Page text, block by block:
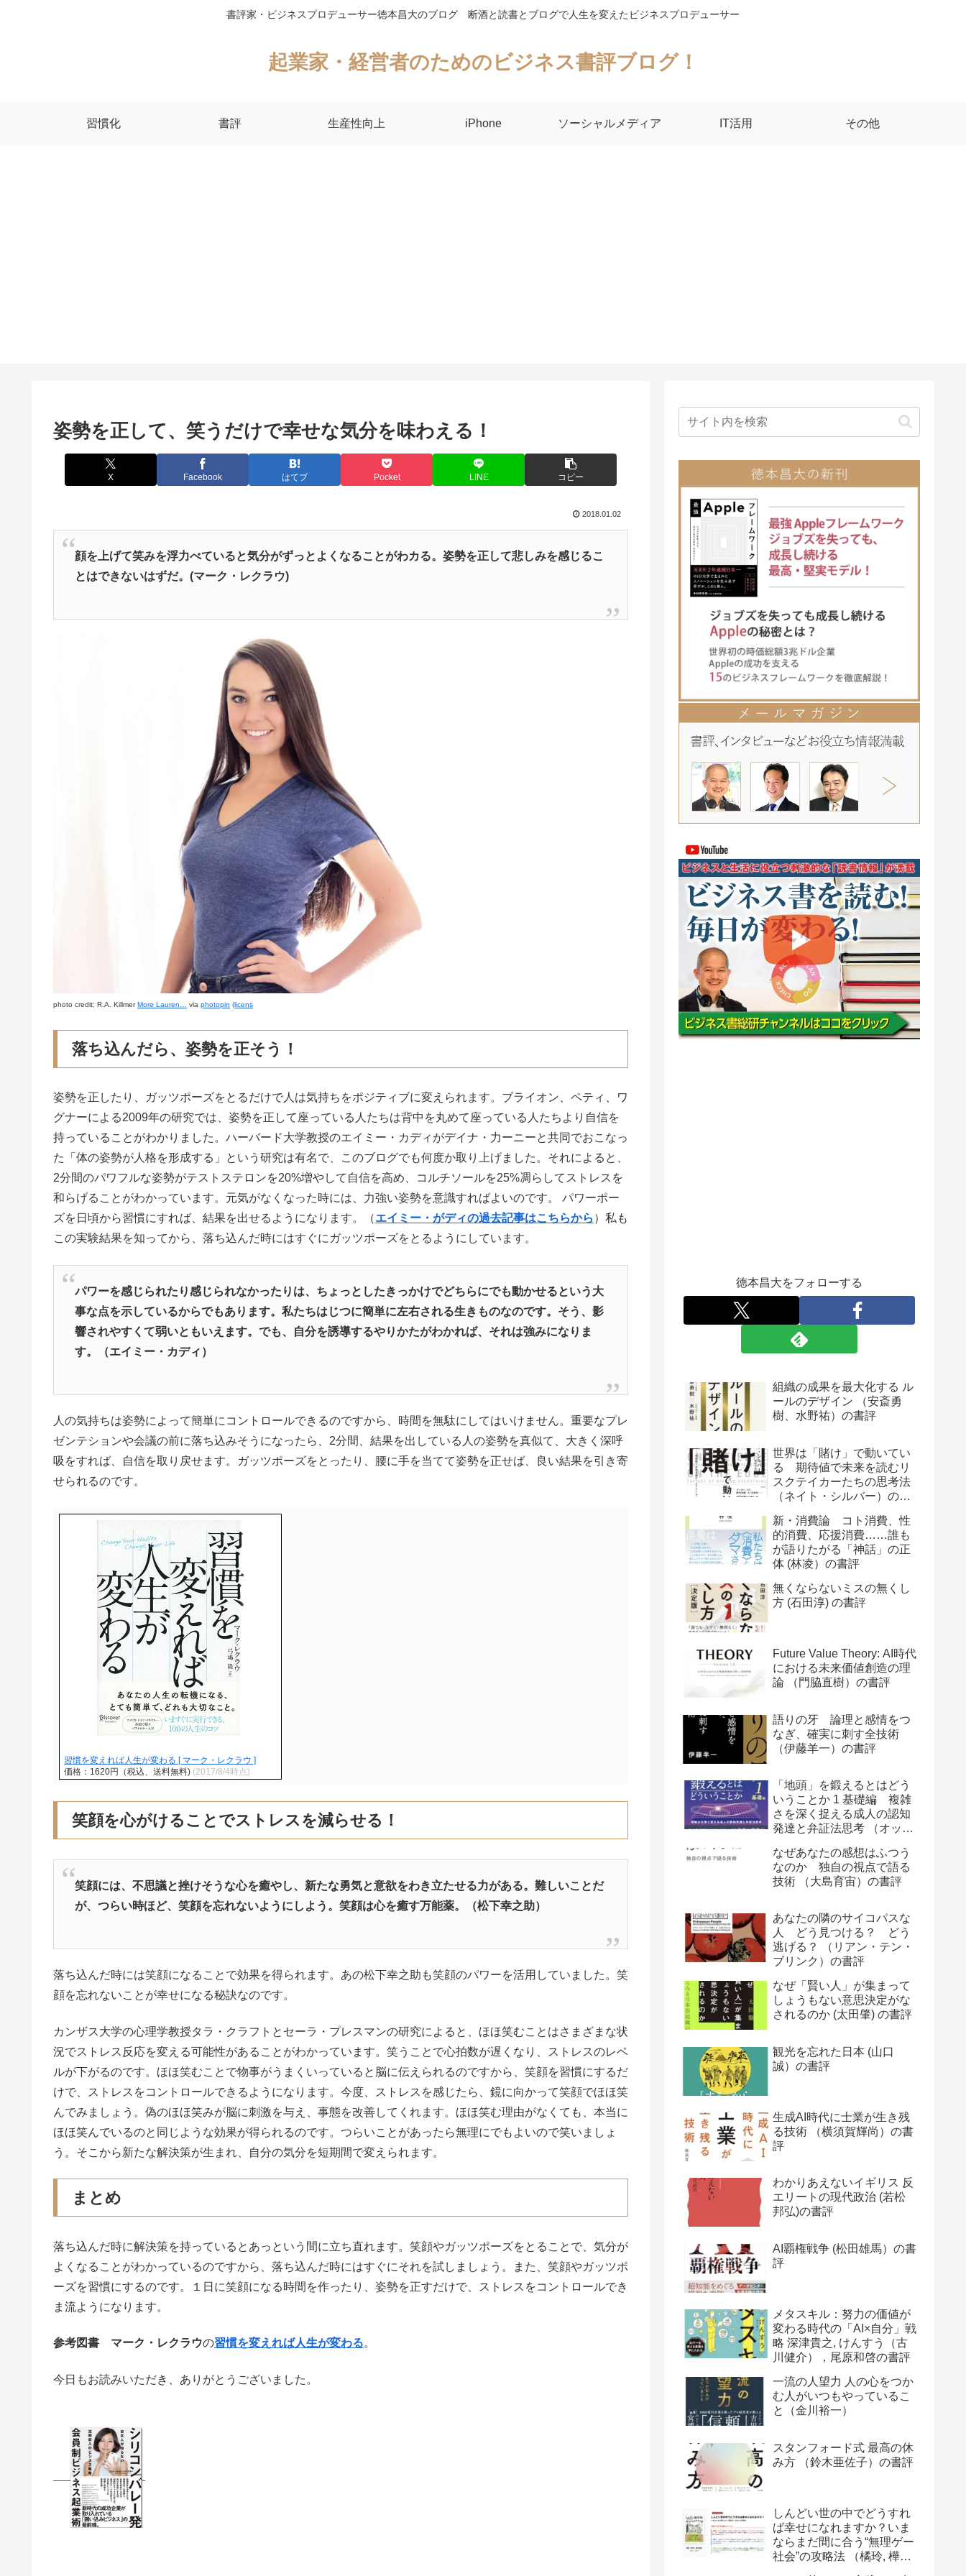
書評家・ビジネスプロデューサー徳本昌大のブログ 断酒と読書とブログで人生を変えたビジネスプロデューサー
起業家・経営者のためのビジネス書評ブログ！
習慣化 書評 生産性向上 iPhone ソーシャルメディア IT活用 その他
姿勢を正して、笑うだけで幸せな気分を味わえる！
X Facebook はてブ Pocket LINE コピー
2018.01.02
顔を上げて笑みを浮力べていると気分がずっとよくなることがわカる。姿勢を正して悲しみを感じるこ
とはできないはずだ。(マーク・レクラウ)
photo credit: R.A. KillmerMore Lauren… via photopin (licens
落ち込んだら、姿勢を正そう！
姿勢を正したり、ガッツポーズをとるだけで人は気持ちをポジティブに変えられます。ブライオン、ペティ、ワ
グナーによる2009年の研究では、姿勢を正して座っている人たちは背中を丸めて座っている人たちより自信を
持っていることがわかりました。ハーバード大学教授のエイミー・カディがデイナ・力ーニーと共同でおこなっ
た「体の姿勢が人格を形成する」という研究は有名で、このブログでも何度か取り上げました。それによると、
2分間のパワフルな姿勢がテストステロンを20%増やして自信を高め、コルチソールを25%凋らしてストレスを
和らげることがわかっています。元気がなくなった時には、力強い姿勢を意識すればよいのです。 パワーポー
ズを日頃から習慣にすれば、結果を出せるようになります。（エイミー・がディの過去記事はこちらから ）私も
この実験結果を知ってから、落ち込んだ時にはすぐにガッツポーズをとるようにしています。
パワーを感じられたり感じられなかったりは、ちょっとしたきっかけでどちらにでも動かせるという大
事な点を示しているからでもあります。私たちはじつに簡単に左右される生きものなのです。そう、影
響されやすくて弱いともいえます。でも、自分を誘導するやりかたがわかれば、それは強みになりま
す。（エイミー・カディ）
人の気持ちは姿勢によって簡単にコントロールできるのですから、時間を無駄にしてはいけません。重要なプレ
ゼンテションや会議の前に落ち込みそうになったら、2分間、結果を出している人の姿勢を真似て、大きく深呼
吸をすれば、自信を取り戻せます。ガッツポーズをとったり、腰に手を当てて姿勢を正せば、良い結果を引き寄
せられるのです。
習慣を変えれば人生が変わる [ マーク・レクラウ ]
価格：1620円（税込、送料無料) (2017/8/4時点)
笑顔を心がけることでストレスを減らせる！
笑顔には、不思議と挫けそうな心を癒やし、新たな勇気と意欲をわき立たせる力がある。難しいことだ
が、つらい時ほど、笑顔を忘れないようにしよう。笑顔は心を癒す万能薬。（松下幸之助）
落ち込んだ時には笑顔になることで効果を得られます。あの松下幸之助も笑顔のパワーを活用していました。笑
顔を忘れないことが幸せになる秘訣なのです。
カンザス大学の心理学教授タラ・クラフトとセーラ・プレスマンの研究によると、ほほ笑むことはさまざまな状
況でストレス反応を変える可能性があることがわかっています。笑うことで心拍数が遅くなり、ストレスのレベ
ルが下がるのです。ほほ笑むことで物事がうまくいっていると脳に伝えられるのですから、笑顔を習慣にするだ
けで、ストレスをコントロールできるようになります。今度、ストレスを感じたら、鏡に向かって笑顔でほほ笑
んでみましょう。偽のほほ笑みが脳に刺激を与え、事態を改善してくれます。ほほ笑む理由がなくても、本当に
ほほ笑んでいるのと同じような効果が得られるのです。つらいことがあったら無理にでもよいので笑いましょ
う。そこから新たな解決策が生まれ、自分の気分を短期間で変えられます。
まとめ
落ち込んだ時に解決策を持っているとあっという間に立ち直れます。笑顔やガッツポーズをとることで、気分が
よくなることがわかっているのですから、落ち込んだ時にはすぐにそれを試しましょう。また、笑顔やガッツポ
ーズを習慣にするのです。１日に笑顔になる時間を作ったり、姿勢を正すだけで、ストレスをコントロールでき
ま流ようになります。
参考図書 マーク・レクラウの習慣を変えれば人生が変わる。
今日もお読みいただき、ありがとうございました。
徳本昌大をフォローする
組織の成果を最大化する ル
ールのデザイン （安斎勇
樹、水野祐）の書評
世界は「賭け」で動いてい
る 期待値で未来を読むリ
スクテイカーたちの思考法
（ネイト・シルバー）の書
新・消費論 コト消費、性
的消費、応援消費……誰も
が語りたがる「神話」の正
体 (林凌）の書評
無くならないミスの無くし
方 (石田淳) の書評
Future Value Theory: AI時代
における未来価値創造の理
論 （門脇直樹）の書評
語りの牙 論理と感情をつ
なぎ、確実に刺す全技術
（伊藤羊一）の書評
「地頭」を鍛えるとはどう
いうことか 1 基礎編 複雑
さを深く捉える成人の認知
発達と弁証法思考 （オット
なぜあなたの感想はふつう
なのか 独自の視点で語る
技術 （大島育宙）の書評
あなたの隣のサイコパスな
人 どう見つける？ どう
逃げる？ （リアン・テン・
ブリンク）の書評
なぜ「賢い人」が集まって
しょうもない意思決定がな
されるのか (太田肇) の書評
観光を忘れた日本 (山口
誠）の書評
生成AI時代に士業が生き残
る技術 （横須賀輝尚）の書
評
わかりあえないイギリス 反
エリートの現代政治 (若松
邦弘)の書評
AI覇権戦争 (松田雄馬）の書
評
メタスキル：努力の価値が
変わる時代の「AI×自分」戦
略 深津貴之, けんすう（古
川健介），尾原和啓の書評
一流の人望力 人の心をつか
む人がいつもやっているこ
と（金川裕一）
スタンフォード式 最高の休
み方 （鈴木亜佐子）の書評
しんどい世の中でどうすれ
ば幸せになれますか？いま
ならまだ間に合う“無理ゲー
社会”の攻略法 （橘玲, 樺山